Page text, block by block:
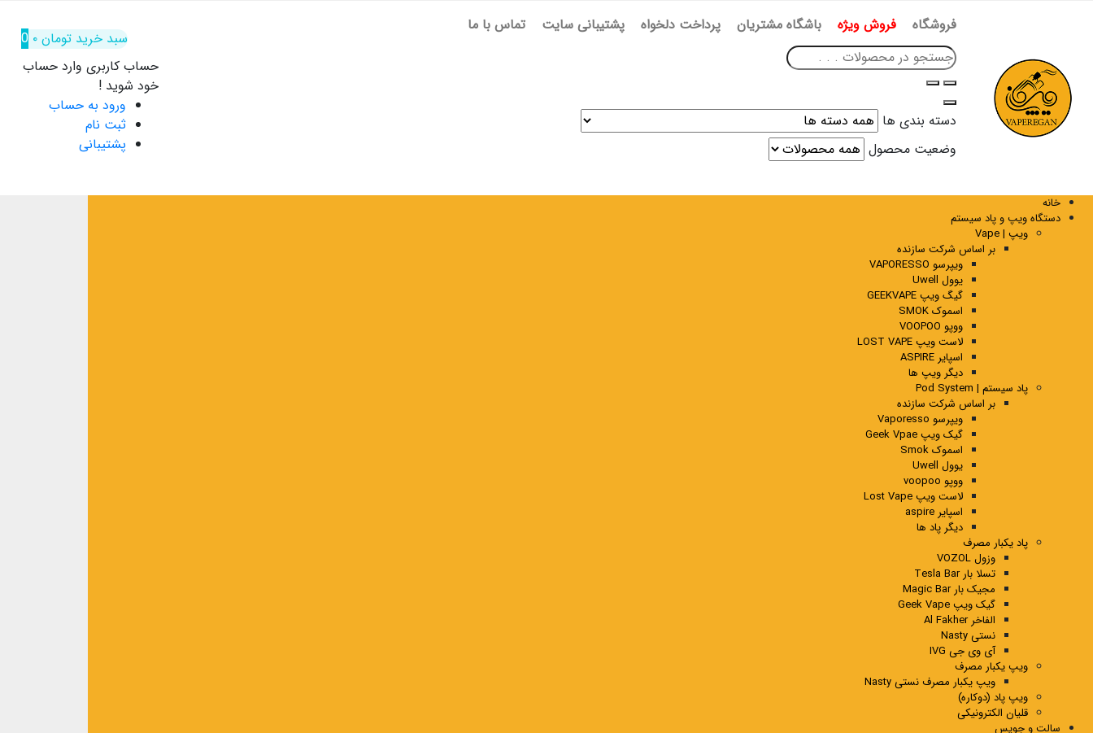
فروشگاه فروش ویژه باشگاه مشتریان پرداخت دلخواه پشتیبانی سایت تماس با ما
دسته بندی ها
وضعیت محصول
سبد خرید تومان۰
0
حساب کاربری وارد حساب
خود شوید !
ورود به حساب
ثبت نام
پشتیبانی
خانه
دستگاه ویپ و پاد سیستم
ویپ | Vape
بر اساس شرکت سازنده
ویپرسو VAPORESSO
یوول Uwell
گیگ ویپ GEEKVAPE
اسموک SMOK
ووپو VOOPOO
لاست ویپ LOST VAPE
اسپایر ASPIRE
دیگر ویپ ها
پاد سیستم | Pod System
بر اساس شرکت سازنده
ویپرسو Vaporesso
گیک ویپ Geek Vpae
اسموک Smok
یوول Uwell
ووپو voopoo
لاست ویپ Lost Vape
اسپایر aspire
دیگر پاد ها
پاد یکبار مصرف
وزول VOZOL
تسلا بار Tesla Bar
مجیک بار Magic Bar
گیک ویپ Geek Vape
الفاخر Al Fakher
نستی Nasty
آی وی جی IVG
ویپ یکبار مصرف
ویپ یکبار مصرف نستی Nasty
ویپ پاد (دوکاره)
قلیان الکترونیکی
سالت و جویس